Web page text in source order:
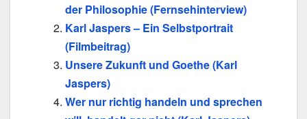
der Philosophie (Fernsehinterview)
Karl Jaspers – Ein Selbstportrait
(Filmbeitrag)
Unsere Zukunft und Goethe (Karl
Jaspers)
Wer nur richtig handeln und sprechen